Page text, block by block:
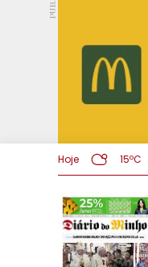
PUB.
Hoje 15ºC